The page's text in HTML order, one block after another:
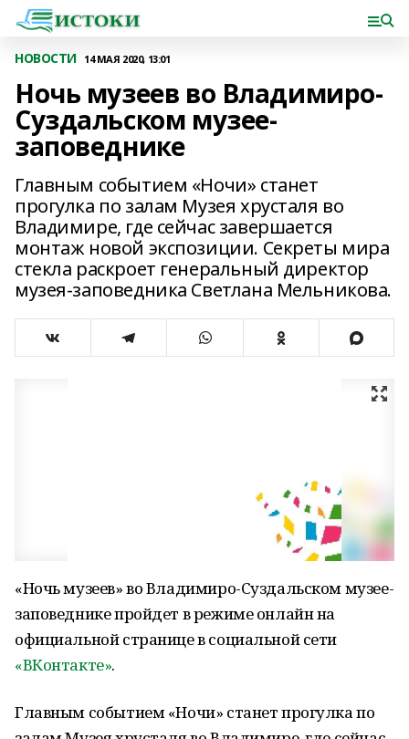
НОВОСТИ 14 МАЯ 2020, 13:01
Ночь музеев во Владимиро-
Суздальском музее-
заповеднике
Главным событием «Ночи» станет
прогулка по залам Музея хрусталя во
Владимире, где сейчас завершается
монтаж новой экспозиции. Секреты мира
стекла раскроет генеральный директор
музея-заповедника Светлана Мельникова.
«Ночь музеев» во Владимиро-Суздальском музее-
заповеднике пройдет в режиме онлайн на
официальной странице в социальной сети
«ВКонтакте».
Главным событием «Ночи» станет прогулка по